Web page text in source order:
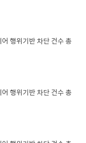
행위기반 차단 건수 총
행위기반 차단 건수 총